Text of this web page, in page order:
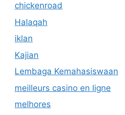
chickenroad
Halaqah
iklan
Kajian
Lembaga Kemahasiswaan
meilleurs casino en ligne
melhores